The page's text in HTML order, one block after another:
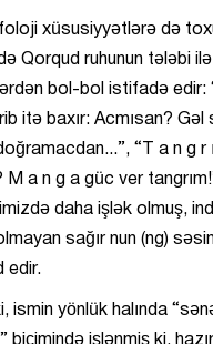
xüsusiyyətlərə də
Qorqud ruhunun tələbi ilə
bol-bol istifadə edir:
itə baxır: Acmısan? Gəl
“T a n g r
M a n g a güc ver
daha işlək olmuş,
sağır nun (ng)
edir.
yönlük halında
biçimində işlənmiş ki,